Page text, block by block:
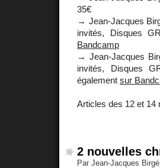
35€
→ Jean-Jacques
invités, Disques
Bandcamp
→ Jean-Jacques
invités, Disques
également sur
Articles des 12 et 14
2 nouvelles
Par Jean-Jacques